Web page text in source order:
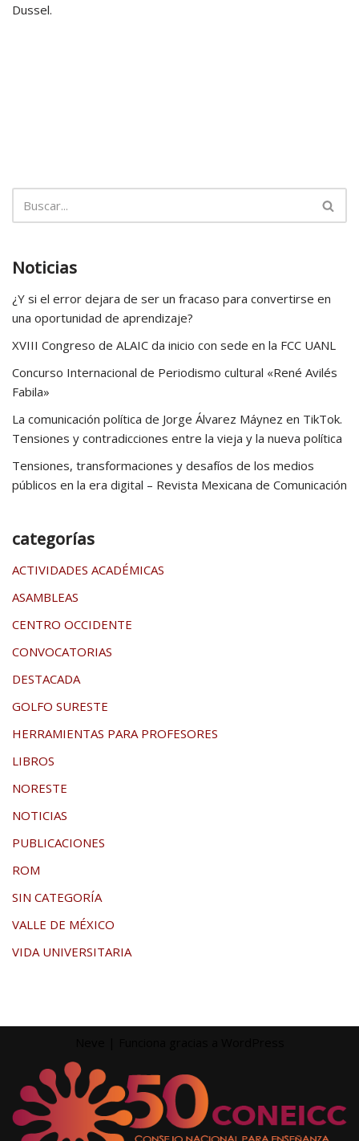
Dussel.
Noticias
¿Y si el error dejara de ser un fracaso para convertirse en
una oportunidad de aprendizaje?
XVIII Congreso de ALAIC da inicio con sede en la FCC UANL
Concurso Internacional de Periodismo cultural «René Avilés
Fabila»
La comunicación política de Jorge Álvarez Máynez en TikTok.
Tensiones y contradicciones entre la vieja y la nueva política
Tensiones, transformaciones y desafíos de los medios
públicos en la era digital – Revista Mexicana de Comunicación
categorías
ACTIVIDADES ACADÉMICAS
ASAMBLEAS
CENTRO OCCIDENTE
CONVOCATORIAS
DESTACADA
GOLFO SURESTE
HERRAMIENTAS PARA PROFESORES
LIBROS
NORESTE
NOTICIAS
PUBLICACIONES
ROM
SIN CATEGORÍA
VALLE DE MÉXICO
VIDA UNIVERSITARIA